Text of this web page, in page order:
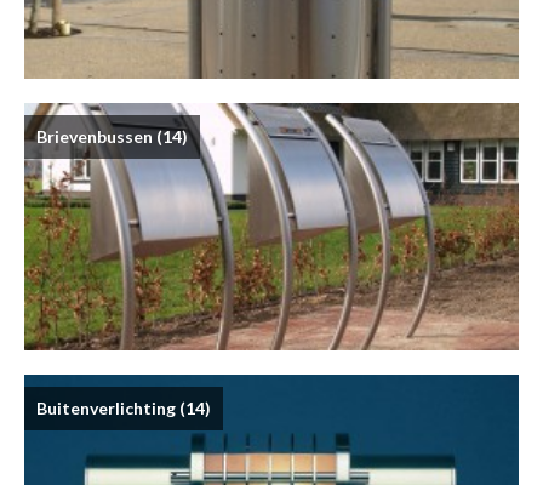
Brievenbussen(14)
Buitenverlichting (14)